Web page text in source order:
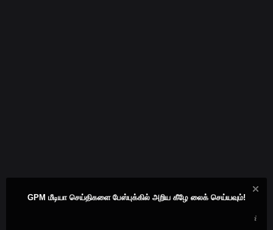
GPM மீடியா செய்திகளை பேஸ்புக்கில் அறிய கீழே லைக் செய்யவும்!